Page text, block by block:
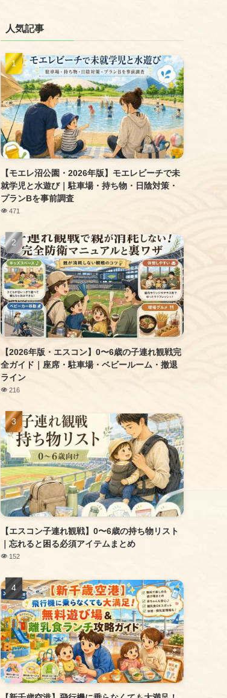
人気記事
【モエレ沼公園・2026年版】モエレビーチで未
就学児と水遊び｜駐車場・持ち物・日陰対策・
プランBを事前調査
471
【2026年版・エスコン】0〜6歳の子連れ観戦完
全ガイド｜座席・駐車場・ベビールーム・撤退
ライン
216
【エスコン子連れ観戦】0〜6歳の持ち物リスト
｜忘れると困る必須アイテムまとめ
152